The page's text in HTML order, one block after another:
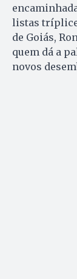
listas
de Goiás,
quem dá a
novos